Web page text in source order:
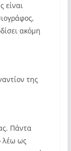
είναι
ακόμη
της
Πάντα
λέω ως